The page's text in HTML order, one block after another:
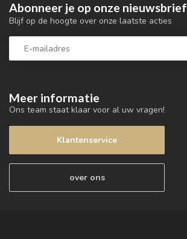
Meer informatie
Ons team staat klaar voor al uw vragen!
Klantenservice
over ons
Abonneer je op onze nieuwsbrief
Blijf op de hoogte over onze laatste acties